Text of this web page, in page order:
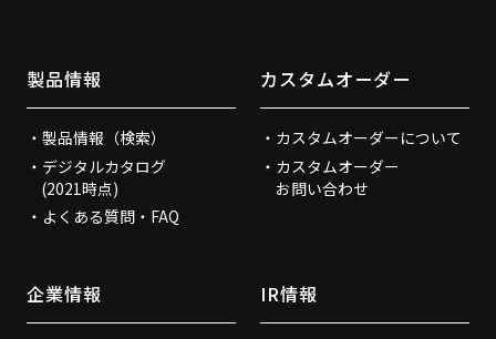
製品情報
製品情報（検索）
デジタルカタログ
(2021時点)
よくある質問・FAQ
カスタムオーダー
カスタムオーダーについて
カスタムオーダー
お問い合わせ
企業情報 IR情報